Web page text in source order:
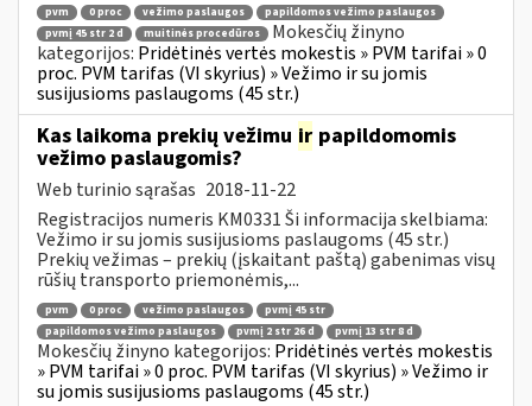
pvm 0 proc vežimo paslaugos
papildomos vežimo paslaugos
pvmį 45 str 2 d
muitinės procedūros
Mokesčių žinyno
kategorijos: Pridėtinės vertės mokestis » PVM tarifai » 0
proc. PVM tarifas (VI skyrius) » Vežimo ir su jomis
susijusioms paslaugoms (45 str.)
Kas laikoma prekių vežimu ir papildomomis
vežimo paslaugomis?
Web turinio sąrašas 2018-11-22
Registracijos numeris KM0331 Ši informacija skelbiama:
Vežimo ir su jomis susijusioms paslaugoms (45 str.)
Prekių vežimas – prekių (įskaitant paštą) gabenimas visų
rūšių transporto priemonėmis,...
pvm 0 proc vežimo paslaugos
pvmį 45 str
papildomos vežimo paslaugos
pvmį 2 str 26 d pvmį 13 str 8 d
Mokesčių žinyno kategorijos: Pridėtinės vertės mokestis
» PVM tarifai » 0 proc. PVM tarifas (VI skyrius) » Vežimo ir
su jomis susijusioms paslaugoms (45 str.)